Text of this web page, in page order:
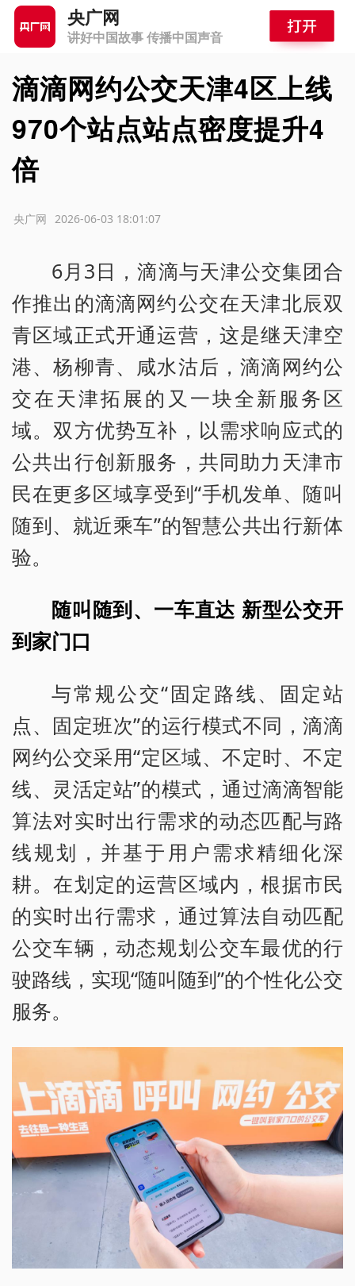
央广网
讲好中国故事 传播中国声音
滴滴网约公交天津4区上线
970个站点站点密度提升4
倍
2026-06-03 18:01:07
央广网
6月3日，滴滴与天津公交集团合
作推出的滴滴网约公交在天津北辰双
青区域正式开通运营，这是继天津空
港、杨柳青、咸水沽后，滴滴网约公
交在天津拓展的又一块全新服务区
域。双方优势互补，以需求响应式的
公共出行创新服务，共同助力天津市
民在更多区域享受到“手机发单、随叫
随到、就近乘车”的智慧公共出行新体
验。
随叫随到、一车直达 新型公交开
到家门口
与常规公交“固定路线、固定站
点、固定班次”的运行模式不同，滴滴
网约公交采用“定区域、不定时、不定
线、灵活定站”的模式，通过滴滴智能
算法对实时出行需求的动态匹配与路
线规划，并基于用户需求精细化深
耕。在划定的运营区域内，根据市民
的实时出行需求，通过算法自动匹配
公交车辆，动态规划公交车最优的行
驶路线，实现“随叫随到”的个性化公交
服务。